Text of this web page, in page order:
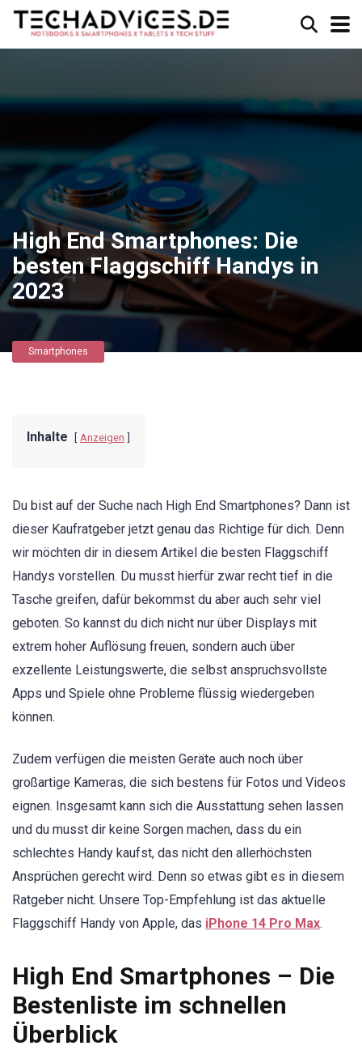
High End Smartphones: Die
besten Flaggschiff Handys in
2023
Smartphones
Inhalte Anzeigen
Du bist auf der Suche nach High End Smartphones? Dann ist
dieser Kaufratgeber jetzt genau das Richtige für dich. Denn
wir möchten dir in diesem Artikel die besten Flaggschiff
Handys vorstellen. Du musst hierfür zwar recht tief in die
Tasche greifen, dafür bekommst du aber auch sehr viel
geboten. So kannst du dich nicht nur über Displays mit
extrem hoher Auflösung freuen, sondern auch über
exzellente Leistungswerte, die selbst anspruchsvollste
Apps und Spiele ohne Probleme flüssig wiedergeben
können.
Zudem verfügen die meisten Geräte auch noch über
großartige Kameras, die sich bestens für Fotos und Videos
eignen. Insgesamt kann sich die Ausstattung sehen lassen
und du musst dir keine Sorgen machen, dass du ein
schlechtes Handy kaufst, das nicht den allerhöchsten
Ansprüchen gerecht wird. Denn so etwas gibt es in diesem
Ratgeber nicht. Unsere Top-Empfehlung ist das aktuelle
Flaggschiff Handy von Apple, das iPhone 14 Pro Max.
High End Smartphones – Die
Bestenliste im schnellen
Überblick